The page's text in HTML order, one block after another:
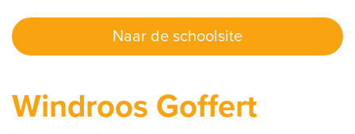
Naar de schoolsite
Windroos Goffert